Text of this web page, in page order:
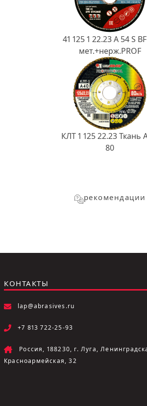
41 125 1 22.23 A 54 S
мет.+нерж.PROF
КЛТ 1 125 22.23 Ткань
80
рекомендации
КОНТАКТЫ
lap@abrasives.ru
+7 813 722-25-93
Россия, 188230, г. Луга,
Красноармейская, 32